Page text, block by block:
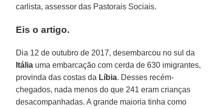
carlista, assessor das Pastorais Sociais.
Eis o artigo.
Dia 12 de outubro de 2017, desembarcou no sul da
Itália uma embarcação com cerda de 630 imigrantes,
provinda das costas da Líbia. Desses recém-
chegados, nada menos do que 241 eram crianças
desacompanhadas. A grande maioria tinha como